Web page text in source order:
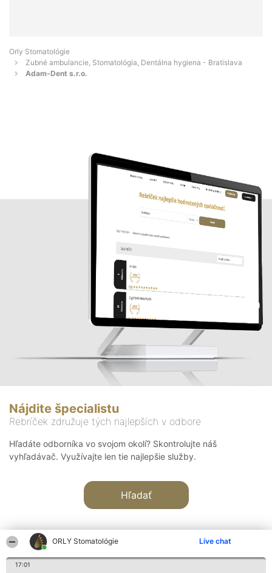
ORLY Stomatológie Live chat
17:01
Orly Stomatológie
Zubné ambulancie, Stomatológia, Dentálna hygiena - Bratislava
Adam-Dent s.r.o.
Nájdite špecialistu
Rebríček združuje tých najlepších v odbore
Hľadáte odborníka vo svojom okolí? Skontrolujte náš
vyhľadávač. Využívajte len tie najlepšie služby.
Hľadať